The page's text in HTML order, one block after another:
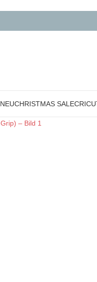
NEUCHRISTMAS SALE